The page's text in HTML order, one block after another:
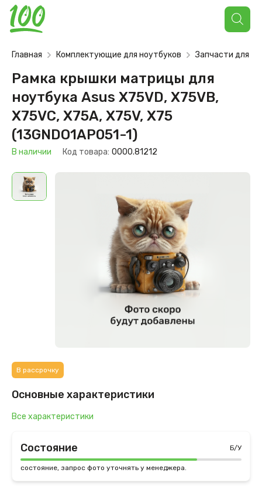
Поиск
товаров
Главная Комплектующие для ноутбуков Запчасти для
Рамка крышки матрицы для
ноутбука Asus X75VD, X75VB,
X75VC, X75A, X75V, X75
(13GNDO1AP051-1)
В наличии Код товара: 0000.81212
В рассрочку
Основные характеристики
Все характеристики
Состояние Б/У
состояние, запрос фото уточнять у менеджера.